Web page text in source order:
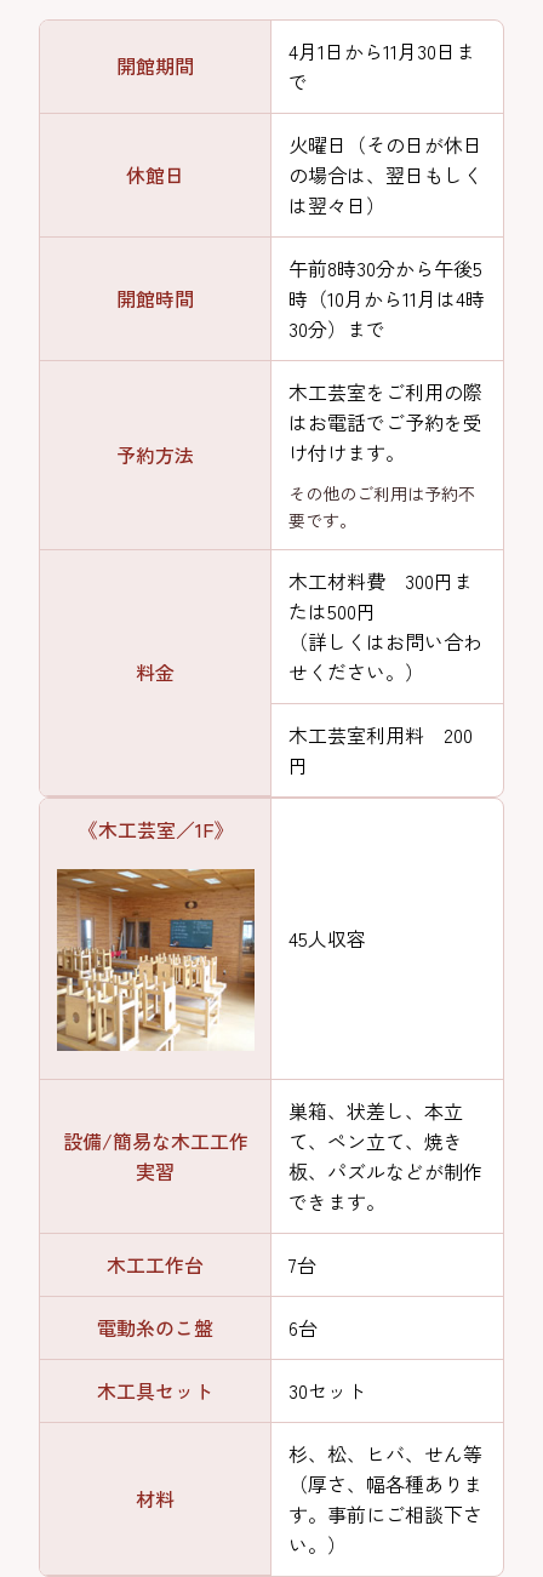
開館期間
4月1日から11月30日ま
で
休館日
火曜日（その日が休日
の場合は、翌日もしく
は翌々日）
開館時間
午前8時30分から午後5
時（10月から11月は4時
30分）まで
予約方法
木工芸室をご利用の際
はお電話でご予約を受
け付けます。
その他のご利用は予約不
要です。
料金
木工材料費 300円ま
たは500円
（詳しくはお問い合わ
せください。）
木工芸室利用料 200
円
《木工芸室／1F》
45人収容
設備/簡易な木工工作
実習
巣箱、状差し、本立
て、ペン立て、焼き
板、パズルなどが制作
できます。
木工工作台 7台
電動糸のこ盤 6台
木工具セット 30セット
材料
杉、松、ヒバ、せん等
（厚さ、幅各種ありま
す。事前にご相談下さ
い。）